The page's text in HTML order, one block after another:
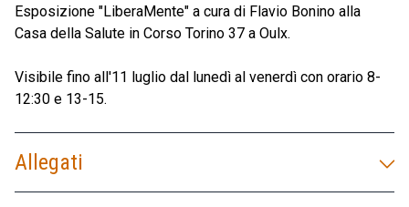
Esposizione "LiberaMente" a cura di Flavio Bonino alla
Casa della Salute in Corso Torino 37 a Oulx.
Visibile fino all'11 luglio dal lunedì al venerdì con orario 8-
12:30 e 13-15.
Allegati